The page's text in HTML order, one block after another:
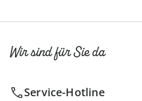
Wir sind für Sie da
Service-Hotline